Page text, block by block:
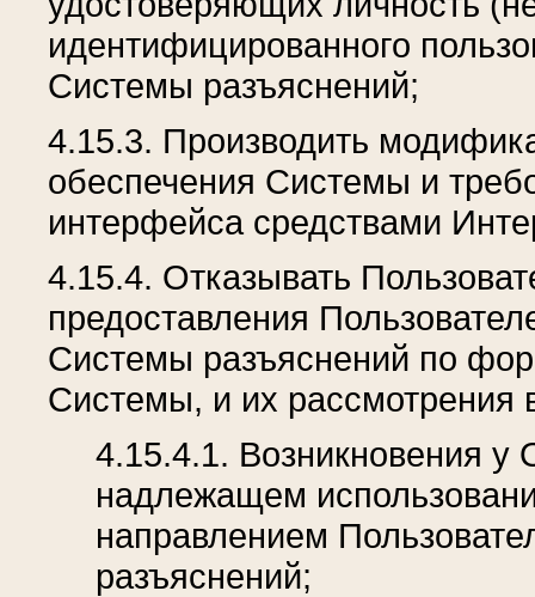
идентифицированного
Системы разъяснений;
4.15.3. Производить
обеспечения Системы и
интерфейса средствами
4.15.4. Отказывать
предоставления
Системы разъяснений по
Системы, и их рассмотрения
4.15.4.1. Возникновения
надлежащем
направлением
разъяснений;